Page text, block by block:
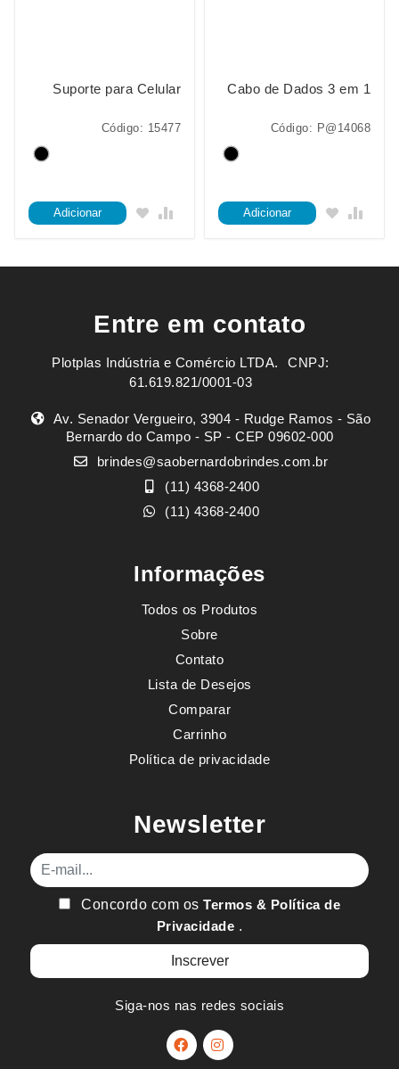
Suporte para Celular
Código: 15477
Adicionar
Cabo de Dados 3 em 1
Código: P@14068
Adicionar
Entre em contato
Plotplas Indústria e Comércio LTDA. ㅤㅤㅤ CNPJ:
61.619.821/0001-03
Av. Senador Vergueiro, 3904 - Rudge Ramos - São
Bernardo do Campo - SP - CEP 09602-000
brindes@saobernardobrindes.com.br
(11) 4368-2400
(11) 4368-2400
Informações
Todos os Produtos
Sobre
Contato
Lista de Desejos
Comparar
Carrinho
Política de privacidade
Newsletter
E-mail
Concordo com osTermos & Política de
Privacidade .
Siga-nos nas redes sociais